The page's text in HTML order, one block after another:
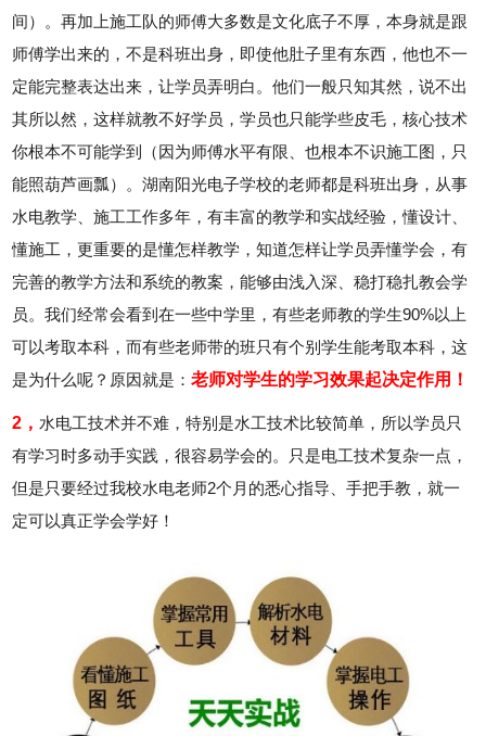
间）。再加上施工队的师傅大多数是文化底子不厚，本身就是跟
师傅学出来的，不是科班出身，即使他肚子里有东西，他也不一
定能完整表达出来，让学员弄明白。他们一般只知其然，说不出
其所以然，这样就教不好学员，学员也只能学些皮毛，核心技术
你根本不可能学到（因为师傅水平有限、也根本不识施工图，只
能照葫芦画瓢）。湖南阳光电子学校的老师都是科班出身，从事
水电教学、施工工作多年，有丰富的教学和实战经验，懂设计、
懂施工，更重要的是懂怎样教学，知道怎样让学员弄懂学会，有
完善的教学方法和系统的教案，能够由浅入深、稳打稳扎教会学
员。我们经常会看到在一些中学里，有些老师教的学生90%以上
可以考取本科，而有些老师带的班只有个别学生能考取本科，这
是为什么呢？原因就是：老师对学生的学习效果起决定作用！
2， 水电工技术并不难，特别是水工技术比较简单，所以学员只
有学习时多动手实践，很容易学会的。只是电工技术复杂一点，
但是只要经过我校水电老师2个月的悉心指导、手把手教，就一
定可以真正学会学好！